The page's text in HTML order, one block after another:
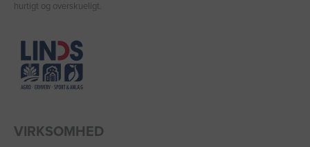
hurtigt og overskueligt.
VIRKSOMHED